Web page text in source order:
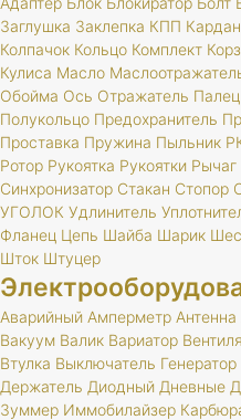
Заглушка Заклепка КПП
Колпачок Кольцо Комплект
Кулиса Масло
Обойма Ось Отражатель Палец
Полукольцо Предохранитель
Проставка Пружина Пыльник
Ротор Рукоятка Рукоятки Рычаг
Синхронизатор Стакан Стопор
УГОЛОК Удлинитель
Фланец Цепь Шайба Шарик
Шток Штуцер
Аварийный Амперметр Антенна
Вакуум Валик Вариатор
Втулка Выключатель Генератор
Держатель Диодный Дневные
Зуммер Иммобилайзер